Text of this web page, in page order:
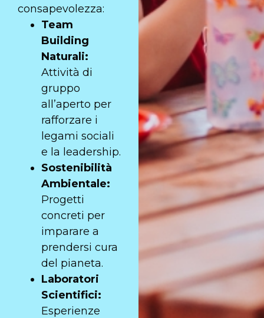
consapevolezza:
Team
Building
Naturali:
Attività di
gruppo
all’aperto per
rafforzare i
legami sociali
e la leadership.
Sostenibilità
Ambientale:
Progetti
concreti per
imparare a
prendersi cura
del pianeta.
Laboratori
Scientifici:
Esperienze